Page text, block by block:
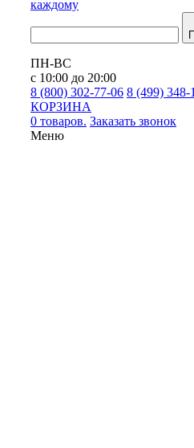
каждому
ПН-ВС
с 10:00 до 20:00
8 (800) 302-77-06 8 (499) 348-
КОРЗИНА
0 товаров. Заказать звонок
Меню